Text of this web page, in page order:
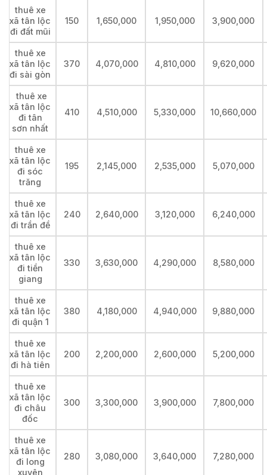
thuê xe
xã tân lộc
đi đất mũi
150 1,650,000 1,950,000 3,900,000
thuê xe
xã tân lộc
đi sài gòn
370 4,070,000 4,810,000 9,620,000
thuê xe
xã tân lộc
đi tân
sơn nhất
410 4,510,000 5,330,000 10,660,000
thuê xe
xã tân lộc
đi sóc
trăng
195 2,145,000 2,535,000 5,070,000
thuê xe
xã tân lộc
đi trần đề
240 2,640,000 3,120,000 6,240,000
thuê xe
xã tân lộc
đi tiền
giang
330 3,630,000 4,290,000 8,580,000
thuê xe
xã tân lộc
đi quận 1
380 4,180,000 4,940,000 9,880,000
thuê xe
xã tân lộc
đi hà tiên
200 2,200,000 2,600,000 5,200,000
thuê xe
xã tân lộc
đi châu
đốc
300 3,300,000 3,900,000 7,800,000
thuê xe
xã tân lộc
đi long
xuyên
280 3,080,000 3,640,000 7,280,000